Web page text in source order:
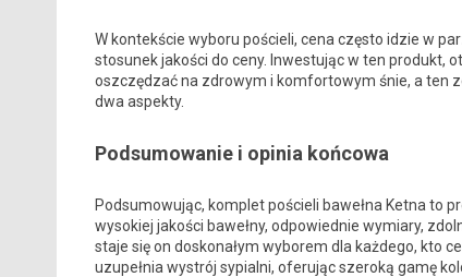
W kontekście wyboru pościeli, cena często idzie w
stosunek jakości do ceny. Inwestując w ten produkt,
oszczędzać na zdrowym i komfortowym śnie, a ten
dwa aspekty.
Podsumowanie i opinia końcowa
Podsumowując, komplet pościeli bawełna Ketna to
wysokiej jakości bawełny, odpowiednie wymiary,
staje się on doskonałym wyborem dla każdego, kto
uzupełnia wystrój sypialni, oferując szeroką gamę